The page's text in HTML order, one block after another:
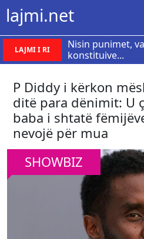
lajmi.net
LAJMI I RI
Nisin punimet,
konstituive...
P Diddy i kërkon
ditë para dënimit: U
baba i shtatë
nevojë për mua
SHOWBIZ